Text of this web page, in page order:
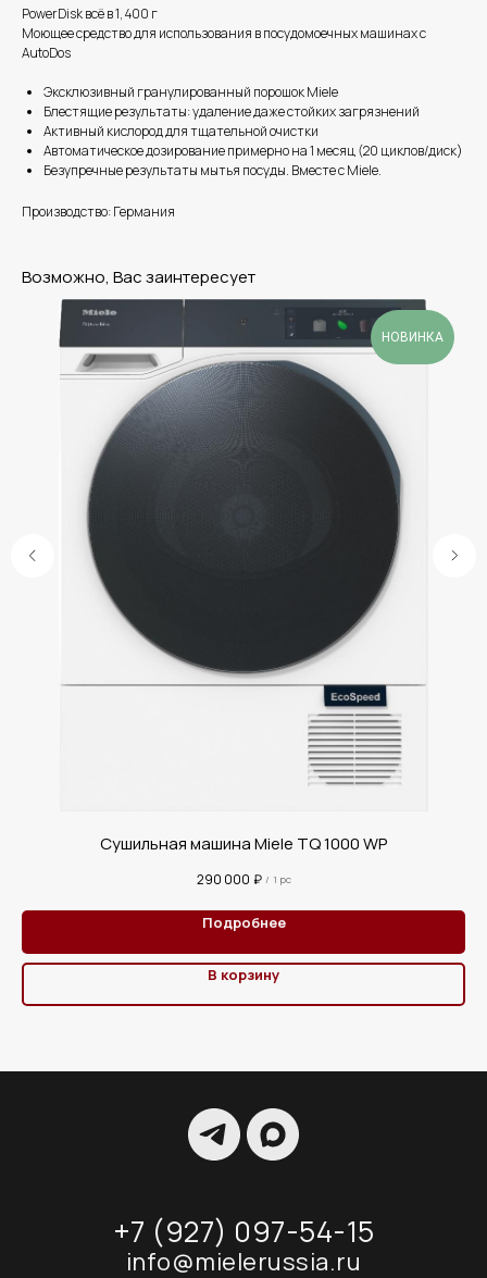
PowerDisk всё в 1, 400 г
Моющее средство для использования в посудомоечных машинах с
AutoDos
Эксклюзивный гранулированный порошок Miele
Блестящие результаты: удаление даже стойких загрязнений
Активный кислород для тщательной очистки
Автоматическое дозирование примерно на 1 месяц (20 циклов/диск)
Безупречные результаты мытья посуды. Вместе с Miele.
Производство: Германия
Возможно, Вас заинтересует
НОВИНКА
Сушильная машина Miele TQ 1000 WP
290 000 ₽ / 1 pc
Подробнее
В корзину
+7 (927) 097-54-15
info@mielerussia.ru